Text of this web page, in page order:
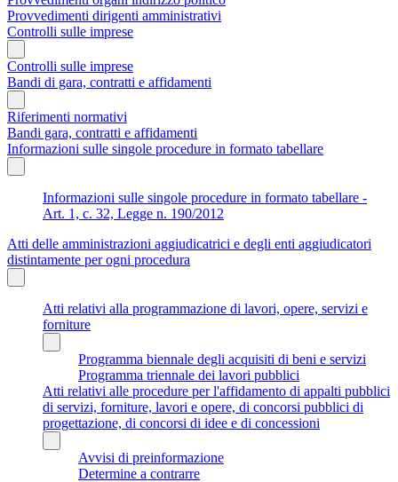
Provvedimenti dirigenti amministrativi
Controlli sulle imprese
Controlli sulle imprese
Bandi di gara, contratti e affidamenti
Riferimenti normativi
Bandi gara, contratti e affidamenti
Informazioni sulle singole procedure in formato tabellare
Informazioni sulle singole procedure in formato tabellare -
Art. 1, c. 32, Legge n. 190/2012
Atti delle amministrazioni aggiudicatrici e degli enti aggiudicatori
distintamente per ogni procedura
Atti relativi alla programmazione di lavori, opere, servizi e
forniture
Programma biennale degli acquisiti di beni e servizi
Programma triennale dei lavori pubblici
Atti relativi alle procedure per l'affidamento di appalti pubblici
di servizi, forniture, lavori e opere, di concorsi pubblici di
progettazione, di concorsi di idee e di concessioni
Avvisi di preinformazione
Determine a contrarre